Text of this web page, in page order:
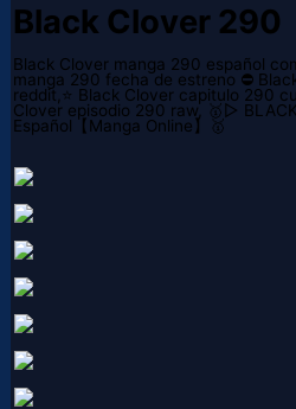
Black Clover 290
Black Clover manga 290 español
manga 290 fecha de estreno ⛔
reddit,⭐ Black Clover capitulo 290
Clover episodio 290 raw, 🥇▷
Español【Manga Online】🥇